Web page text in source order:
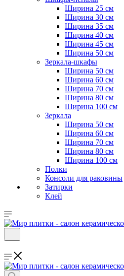
Ширина 25 см
Ширина 30 см
Ширина 35 см
Ширина 40 см
Ширина 45 см
Ширина 50 см
Зеркала-шкафы
Ширина 50 см
Ширина 60 см
Ширина 70 см
Ширина 80 см
Ширина 100 см
Зеркала
Ширина 50 см
Ширина 60 см
Ширина 70 см
Ширина 80 см
Ширина 100 см
Полки
Консоли для раковины
Затирки
Клей